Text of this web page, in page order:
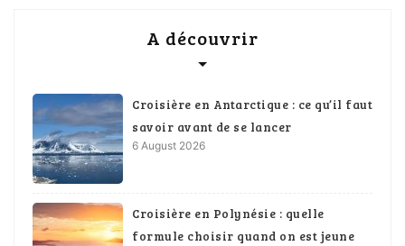
A découvrir
Croisière en Antarctique : ce qu’il faut
savoir avant de se lancer
6 August 2026
Croisière en Polynésie : quelle
formule choisir quand on est jeune